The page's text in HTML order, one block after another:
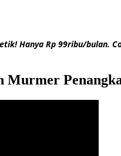
Hanya Rp 99ribu/bulan.
Murmer